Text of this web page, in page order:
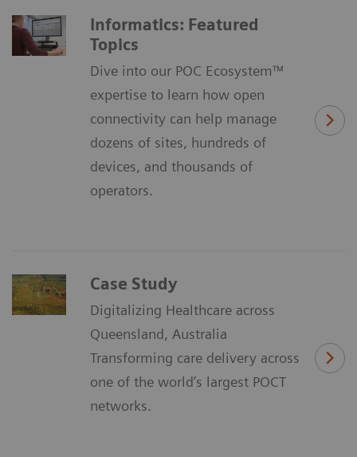
Informatics: Featured
Topics
Dive into our POC Ecosystem™
expertise to learn how open
connectivity can help manage
dozens of sites, hundreds of
devices, and thousands of
operators.
Case Study
Digitalizing Healthcare across
Queensland, Australia
Transforming care delivery across
one of the world’s largest POCT
networks.